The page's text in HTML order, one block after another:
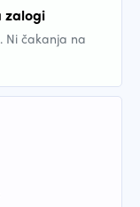
zalogi
Ni čakanja na